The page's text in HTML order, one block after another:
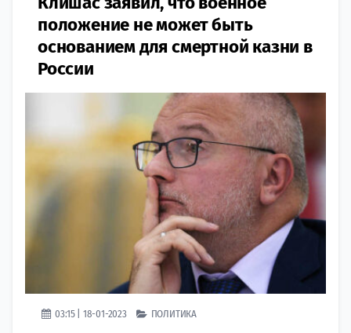
положение не может быть
основанием для смертной казни в
России
03:15 | 18-01-2023 ПОЛИТИКА